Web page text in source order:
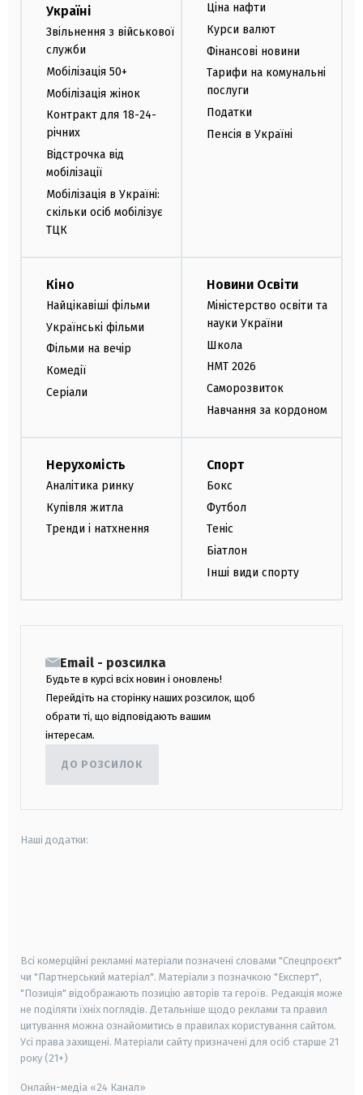
Україні
Звільнення з військової
служби
Мобілізація 50+
Мобілізація жінок
Контракт для 18-24-
річних
Відстрочка від
мобілізації
Мобілізація в Україні:
скільки осіб мобілізує
ТЦК
Ціна нафти
Курси валют
Фінансові новини
Тарифи на комунальні
послуги
Податки
Пенсія в Україні
Кіно
Найцікавіші фільми
Українські фільми
Фільми на вечір
Комедії
Серіали
Новини Освіти
Міністерство освіти та
науки України
Школа
НМТ 2026
Саморозвиток
Навчання за кордоном
Нерухомість
Аналітика ринку
Купівля житла
Тренди і натхнення
Спорт
Бокс
Футбол
Теніс
Біатлон
Інші види спорту
Email - розсилка
Будьте в курсі всіх новин і оновлень!
Перейдіть на сторінку наших розсилок, щоб
обрати ті, що відповідають вашим
інтересам.
ДО РОЗСИЛОК
Наші додатки:
Всі комерційні рекламні матеріали позначені словами "Спецпроєкт"
чи "Партнерський матеріал". Матеріали з позначкою "Експерт",
"Позиція" відображають позицію авторів та героїв. Редакція може
не поділяти їхніх поглядів. Детальніше щодо реклами та правил
цитування можна ознайомитись в правилах користування сайтом.
Усі права захищені. Матеріали сайту призначені для осіб старше 21
року (21+)
Онлайн-медіа «24 Канал»